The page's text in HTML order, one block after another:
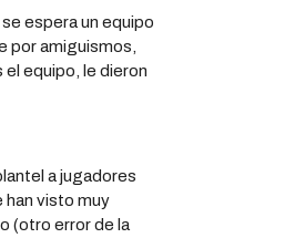
espera un equipo
por amiguismos,
equipo, le dieron
a jugadores
han visto muy
(otro error de la